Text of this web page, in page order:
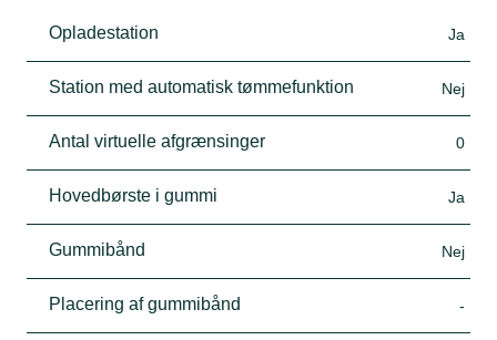
Opladestation Ja
Station med automatisk tømmefunktion Nej
Antal virtuelle afgrænsinger 0
Hovedbørste i gummi Ja
Gummibånd Nej
Placering af gummibånd -